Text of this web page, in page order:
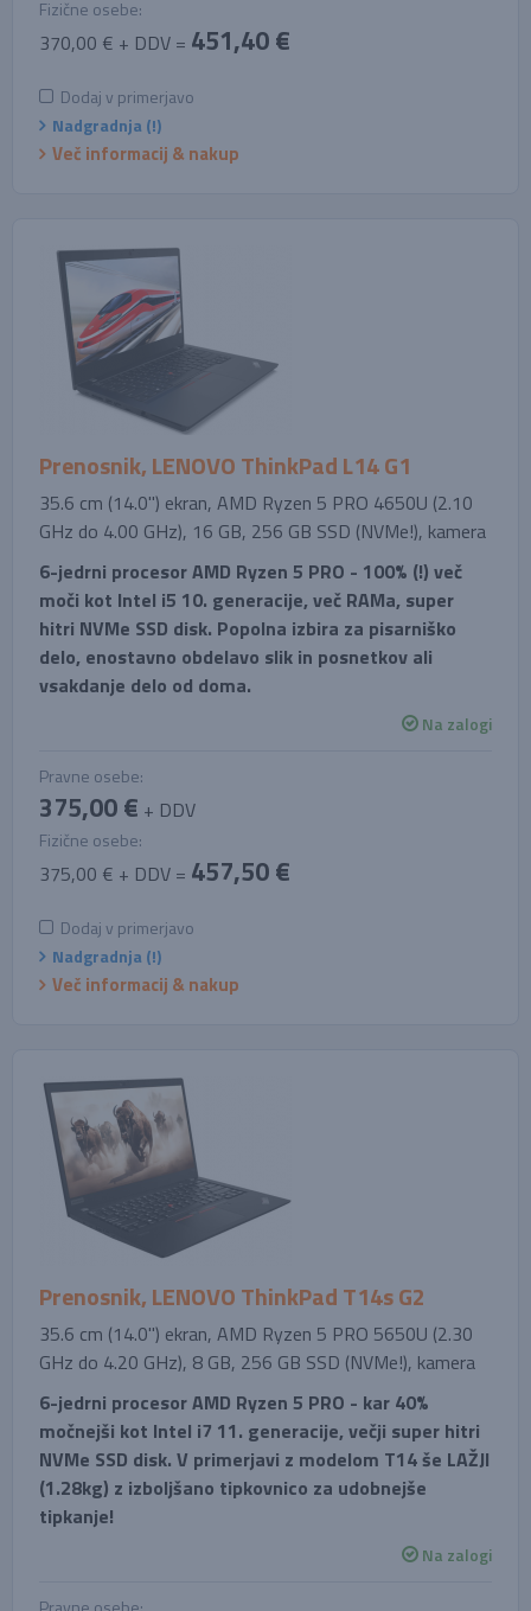
Fizične osebe:
370,00 € + DDV = 451,40 €
Dodaj v primerjavo
Nadgradnja (!)
Več informacij & nakup
Prenosnik, LENOVO ThinkPad L14 G1
35.6 cm (14.0'') ekran, AMD Ryzen 5 PRO 4650U (2.10
GHz do 4.00 GHz), 16 GB, 256 GB SSD (NVMe!), kamera
6-jedrni procesor AMD Ryzen 5 PRO - 100% (!) več
moči kot Intel i5 10. generacije, več RAMa, super
hitri NVMe SSD disk. Popolna izbira za pisarniško
delo, enostavno obdelavo slik in posnetkov ali
vsakdanje delo od doma.
Na zalogi
Pravne osebe:
375,00 € + DDV
Fizične osebe:
375,00 € + DDV = 457,50 €
Dodaj v primerjavo
Nadgradnja (!)
Več informacij & nakup
Prenosnik, LENOVO ThinkPad T14s G2
35.6 cm (14.0'') ekran, AMD Ryzen 5 PRO 5650U (2.30
GHz do 4.20 GHz), 8 GB, 256 GB SSD (NVMe!), kamera
6-jedrni procesor AMD Ryzen 5 PRO - kar 40%
močnejši kot Intel i7 11. generacije, večji super hitri
NVMe SSD disk. V primerjavi z modelom T14 še LAŽJI
(1.28kg) z izboljšano tipkovnico za udobnejše
tipkanje!
Na zalogi